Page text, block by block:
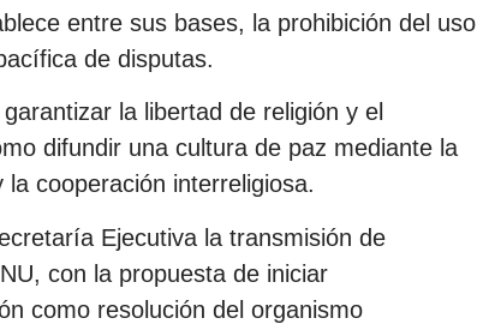
entre sus bases, la prohibición del uso
de disputas.
la libertad de religión y el
difundir una cultura de paz mediante la
cooperación interreligiosa.
Ejecutiva la transmisión de
con la propuesta de iniciar
como resolución del organismo